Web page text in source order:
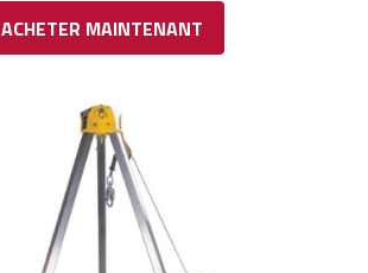
ACHETER MAINTENANT